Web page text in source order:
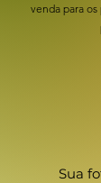
venda para
Sua